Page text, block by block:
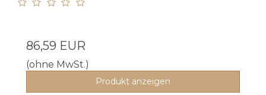
86,59 EUR
(ohne MwSt.)
Produkt anzeigen